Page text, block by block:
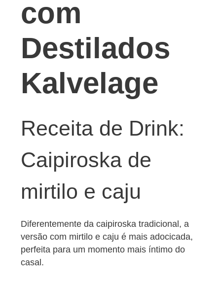
com
Destilados
Kalvelage
Receita de Drink:
Caipiroska de
mirtilo e caju
Diferentemente da caipiroska tradicional, a
versão com mirtilo e caju é mais adocicada,
perfeita para um momento mais íntimo do
casal.